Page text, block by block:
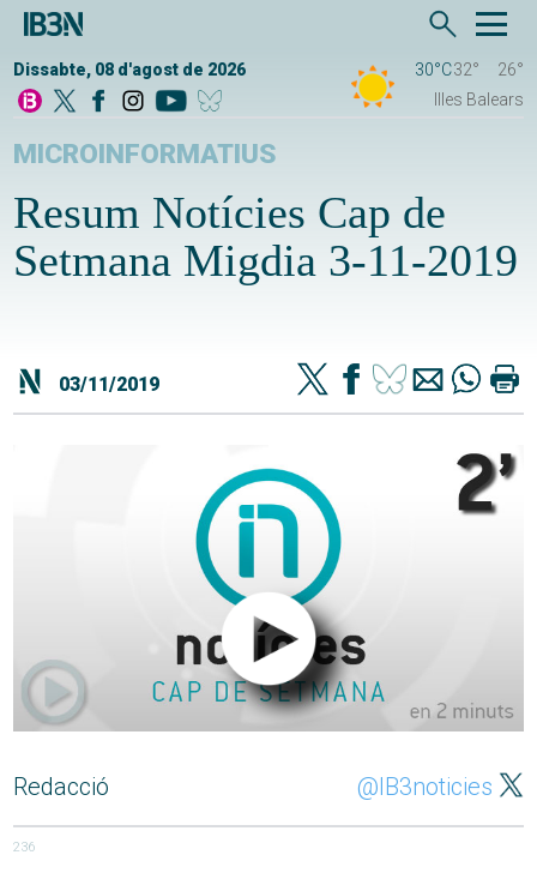
Dissabte, 08 d'agost de 2026 30°C32°
26°
Illes Balears
MICROINFORMATIUS
Resum Notícies Cap de
Setmana Migdia 3-11-2019
03/11/2019
Redacció @IB3noticies
236